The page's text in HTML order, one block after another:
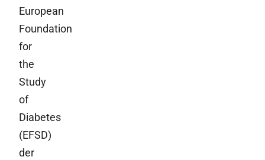
European
Foundation
for
the
Study
of
Diabetes
(EFSD)
der